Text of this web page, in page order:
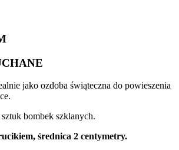
jako ozdoba świąteczna do powieszenia
bombek szklanych.
średnica 2 centymetry.